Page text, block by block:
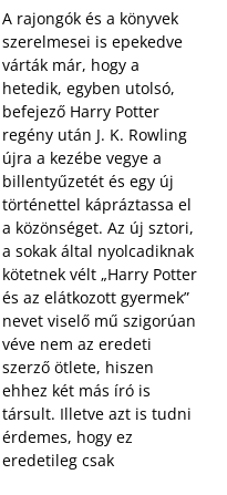
A rajongók és a könyvek
szerelmesei is epekedve
várták már, hogy a
hetedik, egyben utolsó,
befejező Harry Potter
regény után J. K. Rowling
újra a kezébe vegye a
billentyűzetét és egy új
történettel kápráztassa el
a közönséget. Az új sztori,
a sokak által nyolcadiknak
kötetnek vélt „Harry Potter
és az elátkozott gyermek”
nevet viselő mű szigorúan
véve nem az eredeti
szerző ötlete, hiszen
ehhez két más író is
társult. Illetve azt is tudni
érdemes, hogy ez
eredetileg csak